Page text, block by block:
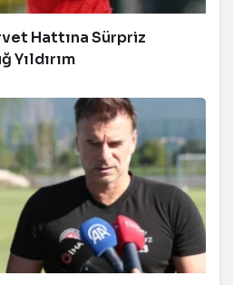
Hattına Sürpriz
Yıldırım